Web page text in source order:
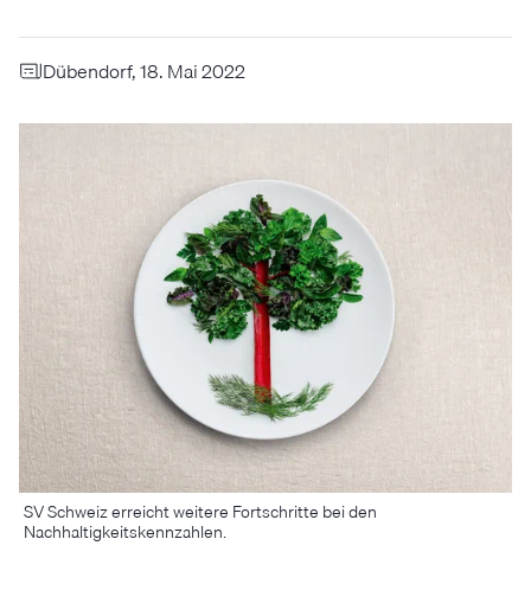
Dübendorf, 18. Mai 2022
SV Schweiz erreicht weitere Fortschritte bei den
Nachhaltigkeitskennzahlen.